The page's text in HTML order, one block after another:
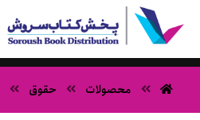
محصولات حقوق